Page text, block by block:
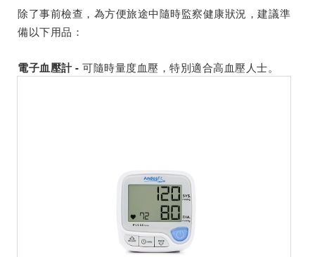
除了事前檢查，為方便旅途中隨時監察健康狀況，建議準
備以下用品：
電子血壓計 - 可隨時量度血壓，特別適合高血壓人士。